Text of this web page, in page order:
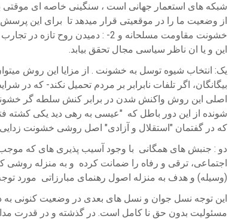
شبکه های استعمار جهانی است ، سنگینی خاصه ای موقتی
این و یا ان ناظر سیاسی مجال تحقق بیابد.
یک: انتخاب شیوه توسل به خشونت . از مزایا این روش
بیگانگان، اگر تلفات نابرابر بر مردم تحمیل نکند- که در
اصلی این روش واکنش شدن در برابر کنش سلطه گر
شونده از این دور باطل که "عیسی به رهی دید یکی کشته
که در گفتمان "استقلال و آزادی" اصل روشی خشونت
دو : جنبش های همگانی با وجود آسیب پذیری های که
اجتماعی، ترقی و رفاه را ضمانت کرده و به منزله روشی
(وسیله) و هدف به منزله اصول رهنمای مبارزاتی مورد
این توجه نسل جوان و نسل های بعدی در وضعیت کنونی به
مسئولیت بدون حق نا کامل است. در گذشته و در قدرت